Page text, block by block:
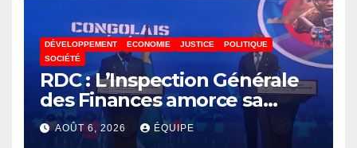
DÉVELOPPEMENT ECONOMIE JUSTICE
POLITIQUE
SOCIÉTÉ
RDC : L’Inspection Générale
des Finances amorce sa
révolution numérique pour
un contrôle permanent des
AOÛT 6, 2026 ÉQUIPE